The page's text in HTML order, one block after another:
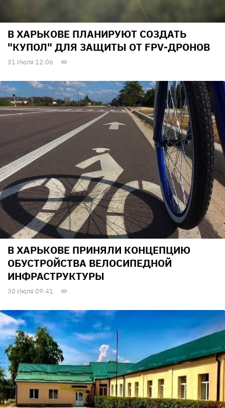
В ХАРЬКОВЕ ПЛАНИРУЮТ СОЗДАТЬ
"КУПОЛ" ДЛЯ ЗАЩИТЫ ОТ FPV-ДРОНОВ
31 Июля 12:06
В ХАРЬКОВЕ ПРИНЯЛИ КОНЦЕПЦИЮ
ОБУСТРОЙСТВА ВЕЛОСИПЕДНОЙ
ИНФРАСТРУКТУРЫ
30 Июля 09:41